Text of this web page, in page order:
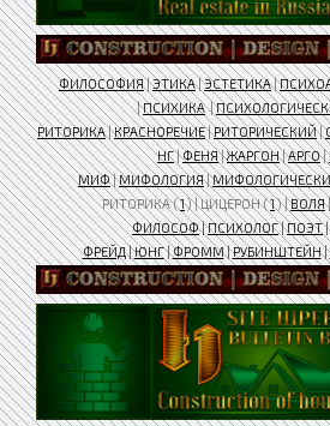
ФИЛОСОФИЯ|ЭТИКА|ЭСТЕТИКА|
|ПСИХИКА|
РИТОРИКА|КРАСНОРЕЧИЕ|РИТОРИЧЕСКИЙ|
НГ|ФЕНЯ|ЖАРГОН|АРГО|
МИФ|МИФОЛОГИЯ|
РИТОРИКА (1) | ЦИЦЕРОН (1) |ВОЛЯ
ФИЛОСОФ|ПСИХОЛОГ|ПОЭТ|
ФРЕЙД|ЮНГ|ФРОММ|РУБИНШТЕЙН|